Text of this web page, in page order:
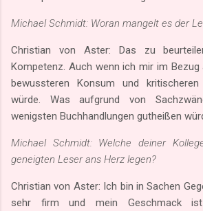
Michael Schmidt: Woran mangelt es der
Christian von Aster: Das zu
Kompetenz. Auch wenn ich mir im
bewussteren Konsum und kritischeren
würde. Was aufgrund von
wenigsten Buchhandlungen gutheißen
Michael Schmidt: Welche deiner
geneigten Leser ans Herz legen?
Christian von Aster: Ich bin in Sachen
sehr firm und mein Geschmack